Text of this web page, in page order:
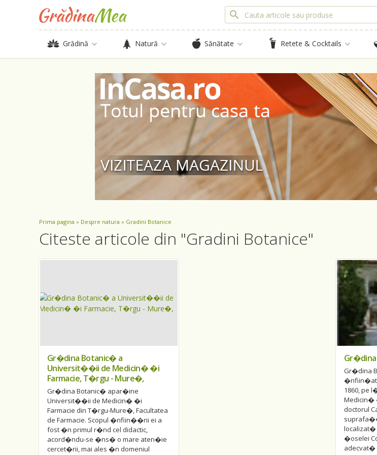
Grădină Natură Sănătate Retete & Cocktails
Prima pagina » Despre natura » Gradini Botanice
Citeste articole din "Gradini Botanice"
Gr�dina Botanic� a
Universit��ii de Medicin� �i
Farmacie, T�rgu - Mure�,
Gr�dina Botanic� apar�ine
Universit��ii de Medicin� �i
Farmacie din T�rgu-Mure�, Facultatea
de Farmacie. Scopul �nfiin��rii ei a
fost �n primul r�nd cel didactic,
acord�ndu-se �ns� o mare aten�ie
cercet�rii, mai ales �n domeniul
Gr�dina
1860, pe
Medicin�
doctorul
�oselei
adecvat�